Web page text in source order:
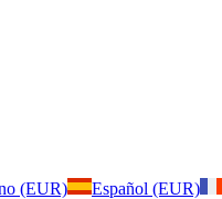
(EUR) Español (EUR)